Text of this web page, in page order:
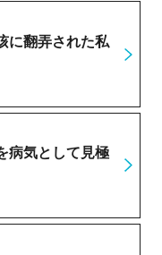
に翻弄された私
病気として見極